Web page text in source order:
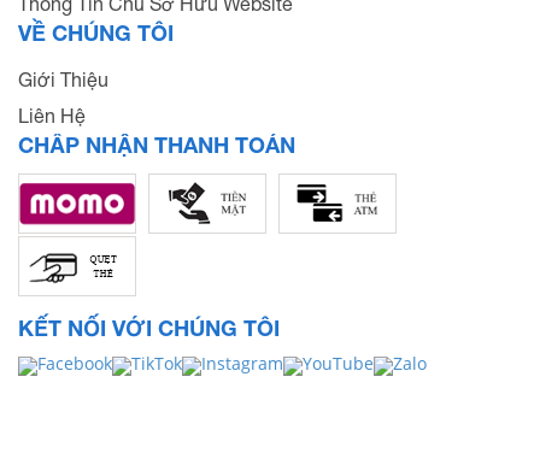
VỀ CHÚNG TÔI
Giới Thiệu
Liên Hệ
CHẤP NHẬN THANH TOÁN
KẾT NỐI VỚI CHÚNG TÔI